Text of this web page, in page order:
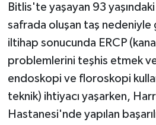
Bitlis'te yaşayan 93
safrada oluşan taş nedeniyle
iltihap sonucunda ERCP
problemlerini teşhis etmek
endoskopi ve floroskopi
teknik) ihtiyacı yaşarken,
Hastanesi'nde yapılan